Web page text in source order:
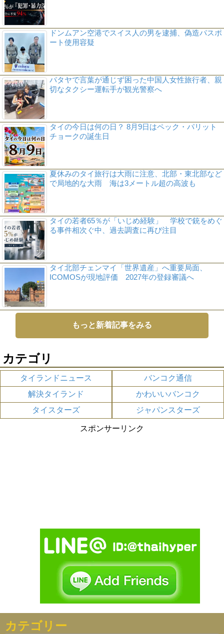
ドンムアン空港でスイス人の男を逮捕、偽造パスポ
ート使用容疑
パタヤで言葉が通じず困った中国人女性旅行者、親
切なタクシー運転手が観光警察へ
タイの今日は何の日？ 8月9日はペック・パリット
チョークの誕生日
夏休みのタイ旅行は大雨に注意、北部・東北部など
で局地的な大雨 海は3メートル超の高波も
タイの若者65％が「いじめ経験」 学校で銃をめぐ
る事件相次ぐ中、過去調査に再び注目
タイ北部チェンマイ「世界遺産」へ重要局面、
ICOMOSが現地評価 2027年の登録審議へ
もっと新着記事をみる
カテゴリ
タイランドニュース
バンコク通信
解決タイランド
かわいいバンコク
タイスターズ
ジャパンスターズ
スポンサーリンク
カテゴリー